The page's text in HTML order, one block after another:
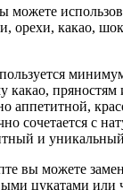
можете
орехи, какао,
какао,
аппетитной,
сочетается с
и
вы можете
цукатами или